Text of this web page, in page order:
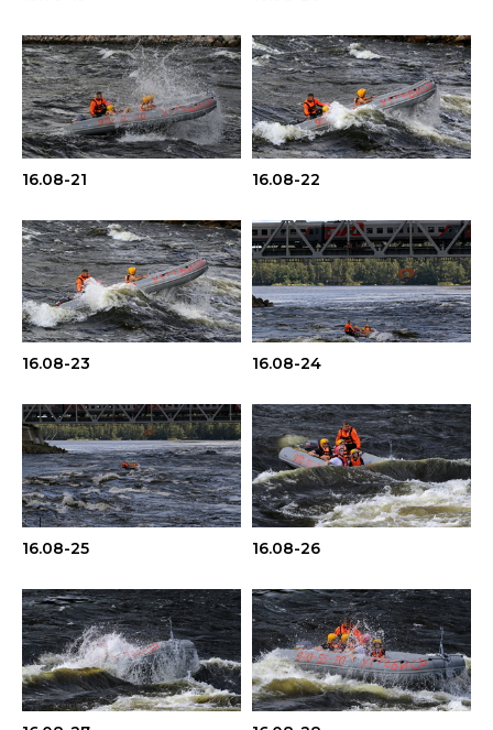
16.08-21 16.08-22
16.08-23 16.08-24
16.08-25 16.08-26